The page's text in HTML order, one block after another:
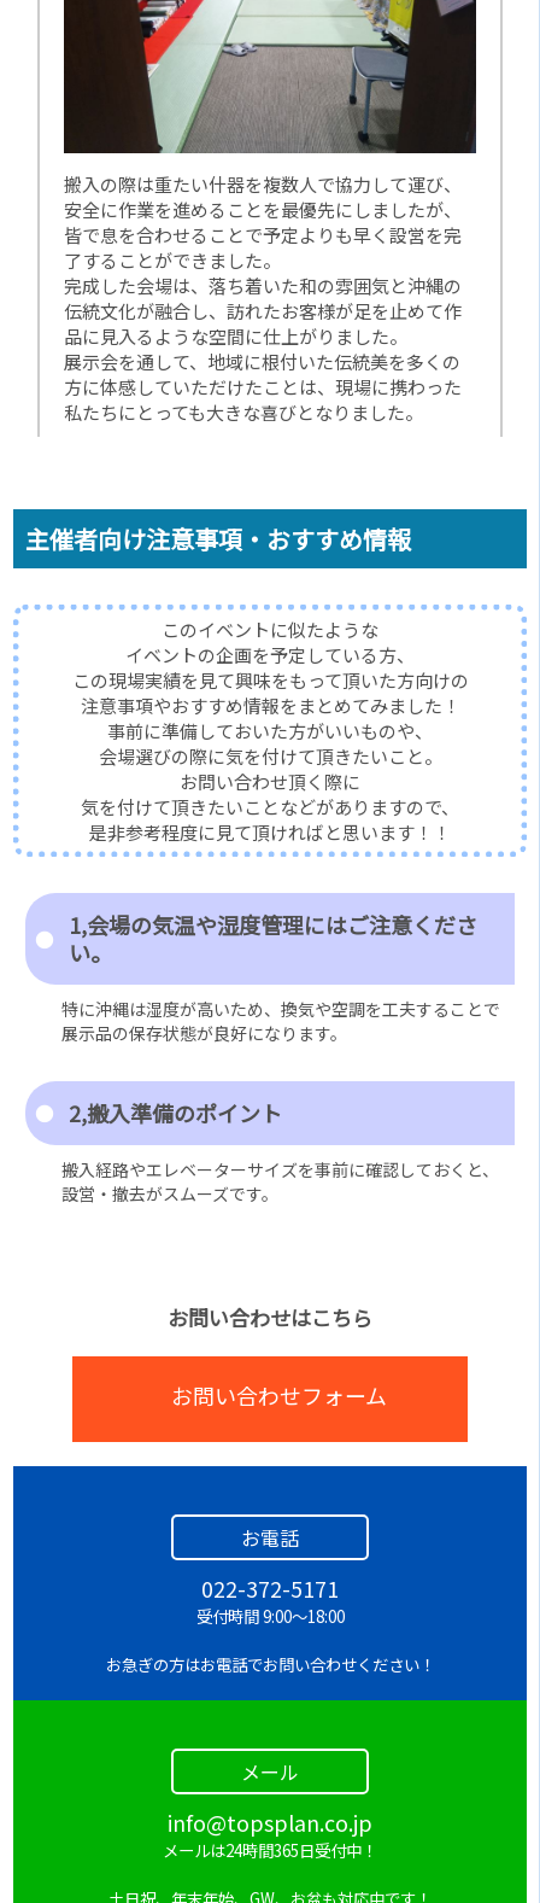
搬入の際は重たい什器を複数人で協力して運び、
安全に作業を進めることを最優先にしましたが、
皆で息を合わせることで予定よりも早く設営を完
了することができました。
完成した会場は、落ち着いた和の雰囲気と沖縄の
伝統文化が融合し、訪れたお客様が足を止めて作
品に見入るような空間に仕上がりました。
展示会を通して、地域に根付いた伝統美を多くの
方に体感していただけたことは、現場に携わった
私たちにとっても大きな喜びとなりました。
主催者向け注意事項・おすすめ情報
このイベントに似たような
イベントの企画を予定している方、
この現場実績を見て興味をもって頂いた方向けの
注意事項やおすすめ情報をまとめてみました！
事前に準備しておいた方がいいものや、
会場選びの際に気を付けて頂きたいこと。
お問い合わせ頂く際に
気を付けて頂きたいことなどがありますので、
是非参考程度に見て頂ければと思います！！
1,会場の気温や湿度管理にはご注意くださ
い。
特に沖縄は湿度が高いため、換気や空調を工夫することで
展示品の保存状態が良好になります。
2,搬入準備のポイント
搬入経路やエレベーターサイズを事前に確認しておくと、
設営・撤去がスムーズです。
お問い合わせはこちら
お問い合わせフォーム
お電話
022-372-5171
受付時間 9:00～18:00
お急ぎの方はお電話でお問い合わせください！
メール
info@topsplan.co.jp
メールは24時間365日受付中！
土日祝、年末年始、GW、お盆も対応中です！